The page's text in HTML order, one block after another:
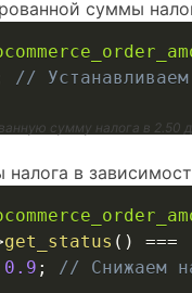
суммы
//
сумму налога в 2.50
в
get_status ( ) ===
0.9 ;
// Снижаем